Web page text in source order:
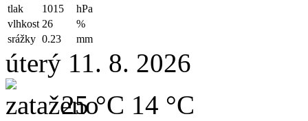
tlak
1015
hPa
vlhkost 26
%
srážky 0.23 mm
úterý 11. 8. 2026
25 °C 14 °C